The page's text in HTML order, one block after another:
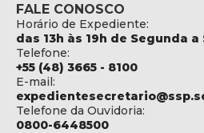
FALE CONOSCO
Horário de Expediente:
das 13h às 19h de Segunda a
Telefone:
+55 (48) 3665 - 8100
E-mail:
Telefone da Ouvidoria:
0800-6448500